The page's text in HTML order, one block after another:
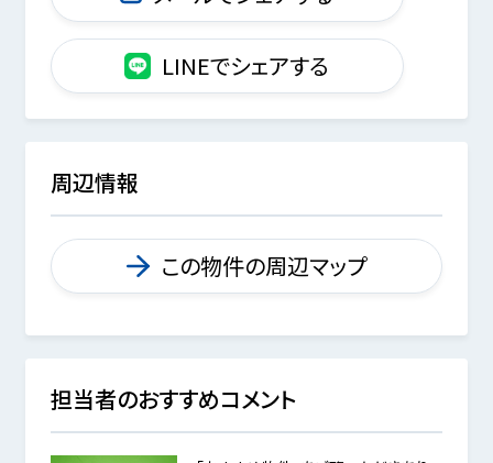
LINEでシェアする
周辺情報
この物件の周辺マップ
担当者のおすすめコメント